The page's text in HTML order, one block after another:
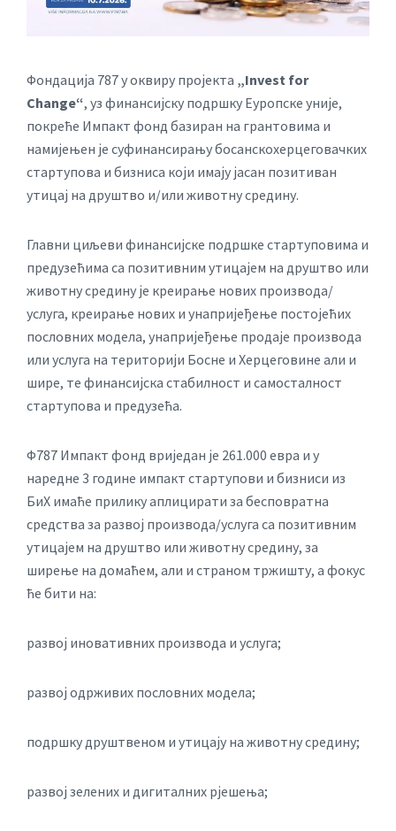
Фондација 787 у оквиру пројекта „Invest for
Change“, уз финансијску подршку Еуропске уније,
покреће Импакт фонд базиран на грантовима и
намијењен је суфинансирању босанскохерцеговачких
стартупова и бизниса који имају јасан позитиван
утицај на друштво и/или животну средину.
Главни циљеви финансијске подршке стартуповима и
предузећима са позитивним утицајем на друштво или
животну средину је креирање нових производа/
услуга, креирање нових и унапријеђење постојећих
пословних модела, унапријеђење продаје производа
или услуга на територији Босне и Херцеговине али и
шире, те финансијска стабилност и самосталност
стартупова и предузећа.
Ф787 Импакт фонд вриједан је 261.000 евра и у
наредне 3 године импакт стартупови и бизниси из
БиХ имаће прилику аплицирати за бесповратна
средства за развој производа/услуга са позитивним
утицајем на друштво или животну средину, за
ширење на домаћем, али и страном тржишту, а фокус
ће бити на:
развој иновативних производа и услуга;
развој одрживих пословних модела;
подршку друштвеном и утицају на животну средину;
развој зелених и дигиталних рјешења;